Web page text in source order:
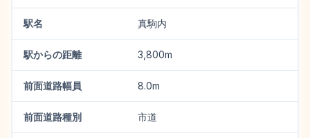
駅名 真駒内
駅からの距離 3,800m
前面道路幅員 8.0m
前面道路種別 市道